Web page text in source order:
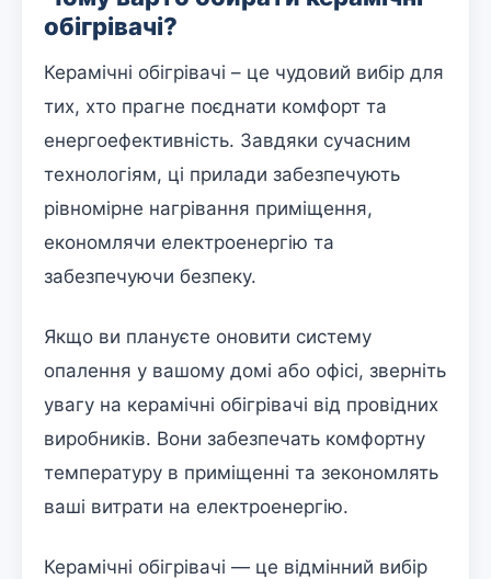
обігрівачі?
Керамічні обігрівачі – це чудовий вибір для
тих, хто прагне поєднати комфорт та
енергоефективність. Завдяки сучасним
технологіям, ці прилади забезпечують
рівномірне нагрівання приміщення,
економлячи електроенергію та
забезпечуючи безпеку.
Якщо ви плануєте оновити систему
опалення у вашому домі або офісі, зверніть
увагу на керамічні обігрівачі від провідних
виробників. Вони забезпечать комфортну
температуру в приміщенні та зекономлять
ваші витрати на електроенергію.
Керамічні обігрівачі — це відмінний вибір